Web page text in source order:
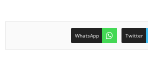
Twitter
WhatsApp